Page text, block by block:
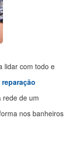
lidar com todo e
reparação
rede de um
nos banheiros